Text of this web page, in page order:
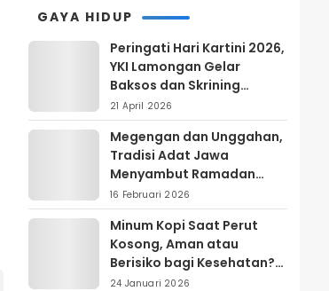
RI
GAYA HIDUP
Peringati Hari Kartini 2026,
YKI Lamongan Gelar
Baksos dan Skrining
Kanker Serviks
21 April 2026
Megengan dan Unggahan,
Tradisi Adat Jawa
Menyambut Ramadan
yang Sarat Makna Filosofis
16 Februari 2026
Minum Kopi Saat Perut
Kosong, Aman atau
Berisiko bagi Kesehatan?
Ini Penjelasan Ahli
24 Januari 2026